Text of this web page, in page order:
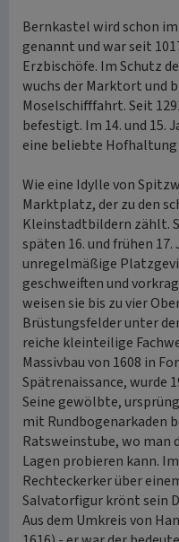
Bernkastel wird schon
genannt und war seit
Erzbischöfe. Im Schutz
wuchs der Marktort und
Moselschifffahrt. Seit
befestigt. Im 14. und 15.
eine beliebte
Wie eine Idylle von
Marktplatz, der zu den
Kleinstadtbildern zählt.
späten 16. und frühen
unregelmäßige
geschweiften und
weisen sie bis zu vier
Brüstungsfelder unter
reiche kleinteilige
Massivbau von 1608 in
Spätrenaissance, wurde
Seine gewölbte,
mit Rundbogenarkaden
Ratsweinstube, wo man
Lagen probieren kann.
Rechteckerker über
Salvatorfigur krönt sein
Aus dem Umkreis von